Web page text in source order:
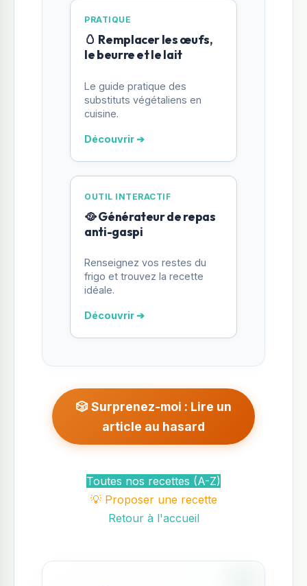
PRATIQUE
🥚 Remplacer les œufs,
le beurre et le lait
Le guide pratique des
substituts végétaliens en
cuisine.
Découvrir ➔
OUTIL INTERACTIF
🥘 Générateur de repas
anti-gaspi
Renseignez vos restes du
frigo et trouvez la recette
idéale.
Découvrir ➔
🎲 Surprenez-moi : Lire un
article au hasard
Toutes nos recettes (A-Z)
💡 Proposer une recette
Retour à l'accueil